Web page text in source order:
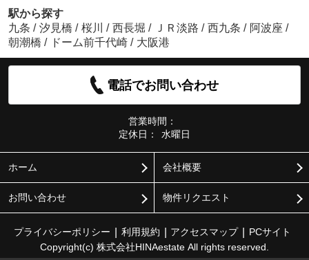
駅から探す
九条 / 汐見橋 / 桜川 / 西長堀 / ＪＲ淡路 / 西九条 / 阿波座 /
朝潮橋 / ドーム前千代崎 / 大阪港
電話でお問い合わせ
営業時間：
定休日：
水曜日
ホーム 会社概要
お問い合わせ 物件リクエスト
プライバシーポリシー 利用規約 アクセスマップ
PCサイト
Copyright(c) 株式会社HINAestate All rights reserved.